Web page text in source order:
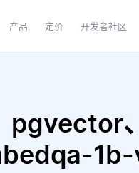
产品 定价 开发者社区
pgvector
1b-